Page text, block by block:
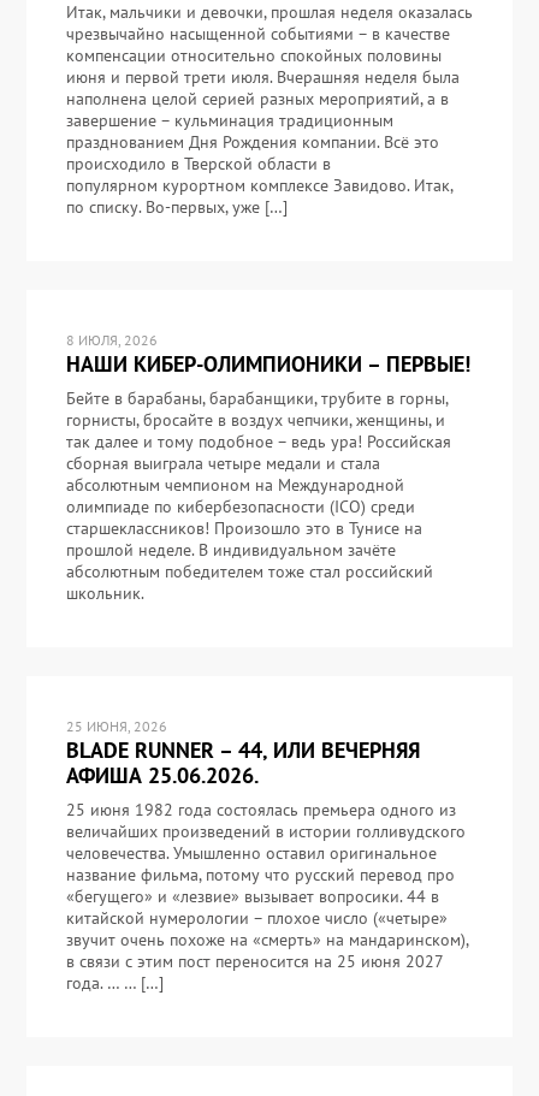
Итак, мальчики и девочки, прошлая неделя оказалась
чрезвычайно насыщенной событиями – в качестве
компенсации относительно спокойных половины
июня и первой трети июля. Вчерашняя неделя была
наполнена целой серией разных мероприятий, а в
завершение – кульминация традиционным
празднованием Дня Рождения компании. Всё это
происходило в Тверской области в
популярном курортном комплексе Завидово. Итак,
по списку. Во-первых, уже […]
8 ИЮЛЯ, 2026
НАШИ КИБЕР-ОЛИМПИОНИКИ – ПЕРВЫЕ!
Бейте в барабаны, барабанщики, трубите в горны,
горнисты, бросайте в воздух чепчики, женщины, и
так далее и тому подобное – ведь ура! Российская
сборная выиграла четыре медали и стала
абсолютным чемпионом на Международной
олимпиаде по кибербезопасности (ICO) среди
старшеклассников! Произошло это в Тунисе на
прошлой неделе. В индивидуальном зачёте
абсолютным победителем тоже стал российский
школьник.
25 ИЮНЯ, 2026
BLADE RUNNER – 44, ИЛИ ВЕЧЕРНЯЯ
АФИША 25.06.2026.
25 июня 1982 года состоялась премьера одного из
величайших произведений в истории голливудского
человечества. Умышленно оставил оригинальное
название фильма, потому что русский перевод про
«бегущего» и «лезвие» вызывает вопросики. 44 в
китайской нумерологии – плохое число («четыре»
звучит очень похоже на «смерть» на мандаринском),
в связи с этим пост переносится на 25 июня 2027
года. … … […]